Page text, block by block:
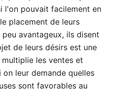
l'on pouvait facilement en
placement de leurs
avantageux, ils disent
de leurs désirs est une
les ventes et
leur demande quelles
sont favorables au